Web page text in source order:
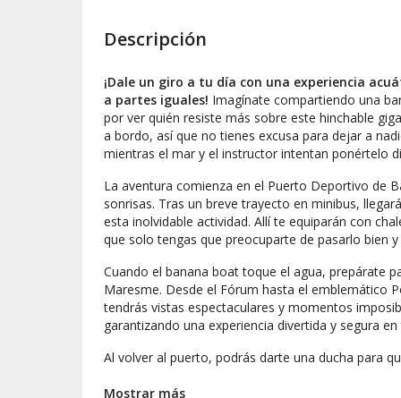
Descripción
¡Dale un giro a tu día con una experiencia
a partes iguales! Imagínate compartiendo una
por ver quién resiste más sobre este hinchable
a bordo, así que no tienes excusa para dejar a
mientras el mar y el instructor intentan ponértelo
La aventura comienza en el Puerto Deportivo de
sonrisas. Tras un breve trayecto en minibus,
esta inolvidable actividad. Allí te equiparán con
que solo tengas que preocuparte de pasarlo bien
Cuando el banana boat toque el agua, prepárate
Maresme. Desde el Fórum hasta el emblemático
tendrás vistas espectaculares y momentos
garantizando una experiencia divertida y segura
Al volver al puerto, podrás darte una ducha para
pruebas de esas risas que seguro querrás repetir.
Mostrar más